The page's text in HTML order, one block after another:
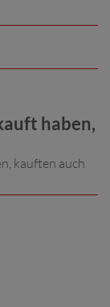
haben,
kauften auch